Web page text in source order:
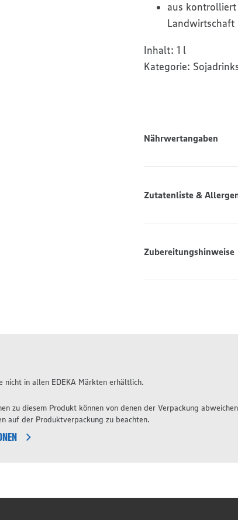
aus
Landwirtschaft
Inhalt: 1 l
Kategorie:
Nährwertangaben
Zutatenliste &
Zubereitungshinweise
nicht in allen EDEKA Märkten erhältlich.
zu diesem Produkt können von denen der Verpackung
auf der Produktverpackung zu beachten.